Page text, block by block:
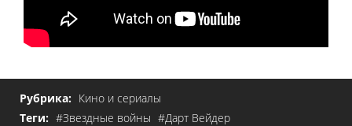
Рубрика: Кино и сериалы
Теги: #Звездные войны #Дарт Вейдер